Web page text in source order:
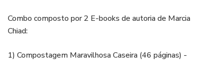
Combo composto por 2 E-books de autoria de Marcia
Chiad:
1) Compostagem Maravilhosa Caseira (46 páginas) -